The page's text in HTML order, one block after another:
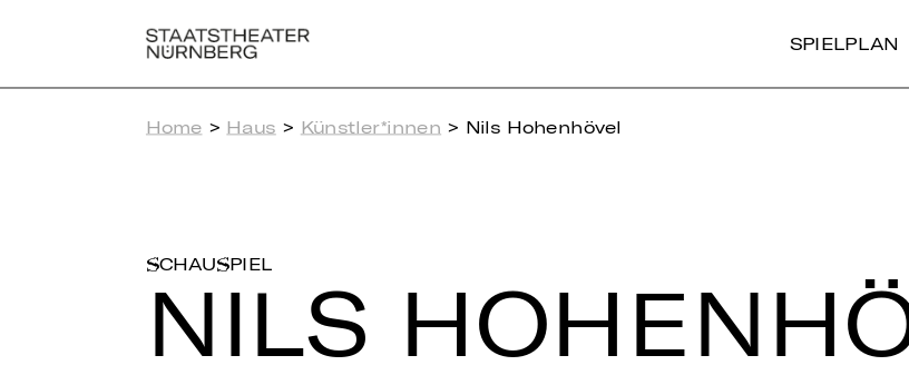
SPIELPLAN
Home > Haus > Künstler*innen > Nils Hohenhövel
SCHAUSPIEL
NILS